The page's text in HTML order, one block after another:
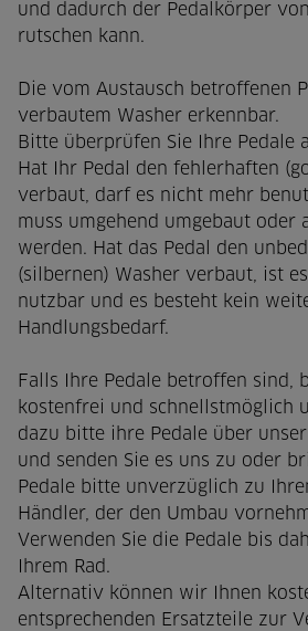
und dadurch der Pedalkörper
rutschen kann.
Die vom Austausch betroffenen
verbautem Washer erkennbar.
Bitte überprüfen Sie Ihre Pedale
Hat Ihr Pedal den fehlerhaften
verbaut, darf es nicht mehr
muss umgehend umgebaut oder
werden. Hat das Pedal den
(silbernen) Washer verbaut, ist
nutzbar und es besteht kein
Handlungsbedarf.
Falls Ihre Pedale betroffen sind,
kostenfrei und schnellstmöglich
dazu bitte ihre Pedale über unser
und senden Sie es uns zu oder
Pedale bitte unverzüglich zu
Händler, der den Umbau
Verwenden Sie die Pedale bis
Ihrem Rad.
Alternativ können wir Ihnen
entsprechenden Ersatzteile zur